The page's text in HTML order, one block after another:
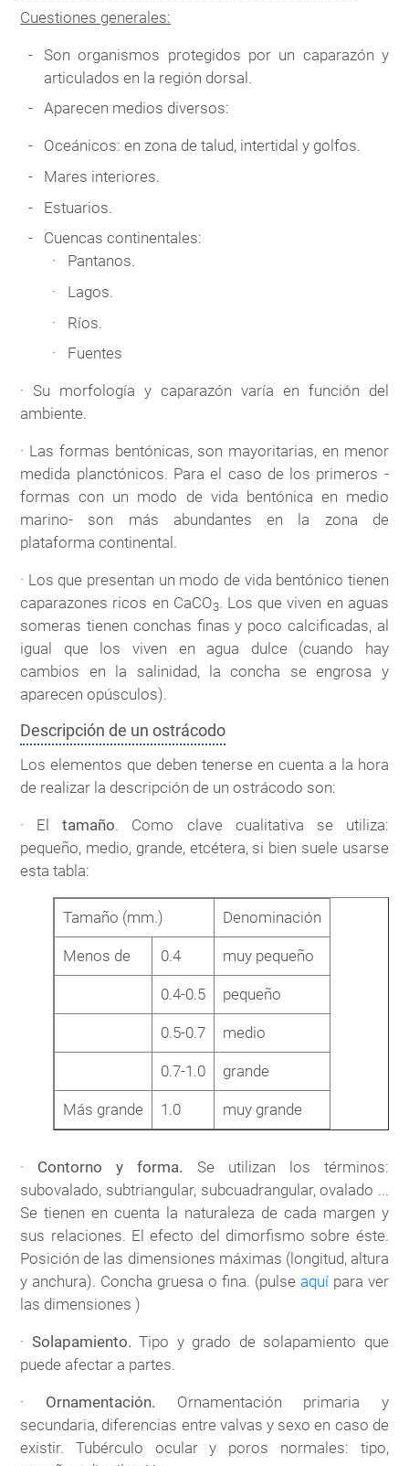
Cuestiones generales:
Son organismos protegidos por un caparazón y
articulados en la región dorsal.
Aparecen medios diversos:
Oceánicos: en zona de talud, intertidal y golfos.
Mares interiores.
Estuarios.
Cuencas continentales:
Pantanos.
Lagos.
Ríos.
Fuentes
· Su morfología y caparazón varía en función del
ambiente.
· Las formas bentónicas, son mayoritarias, en menor
medida planctónicos. Para el caso de los primeros -
formas con un modo de vida bentónica en medio
marino- son más abundantes en la zona de
plataforma continental.
· Los que presentan un modo de vida bentónico tienen
caparazones ricos en CaCO3. Los que viven en aguas
someras tienen conchas finas y poco calcificadas, al
igual que los viven en agua dulce (cuando hay
cambios en la salinidad, la concha se engrosa y
aparecen opúsculos).
Descripción de un ostrácodo
Los elementos que deben tenerse en cuenta a la hora
de realizar la descripción de un ostrácodo son:
· Eltamaño. Como clave cualitativa se utiliza:
pequeño, medio, grande, etcétera, si bien suele usarse
esta tabla:
Tamaño (mm.) Denominación
Menos de 0.4 muy pequeño
0.4-0.5 pequeño
0.5-0.7 medio
0.7-1.0 grande
Más grande 1.0 muy grande
· Contorno y forma. Se utilizan los términos:
subovalado, subtriangular, subcuadrangular, ovalado ...
Se tienen en cuenta la naturaleza de cada margen y
sus relaciones. El efecto del dimorfismo sobre éste.
Posición de las dimensiones máximas (longitud, altura
y anchura). Concha gruesa o fina. (pulse aquípara ver
las dimensiones )
· Solapamiento. Tipo y grado de solapamiento que
puede afectar a partes.
· Ornamentación. Ornamentación primaria y
secundaria, diferencias entre valvas y sexo en caso de
existir. Tubérculo ocular y poros normales: tipo,